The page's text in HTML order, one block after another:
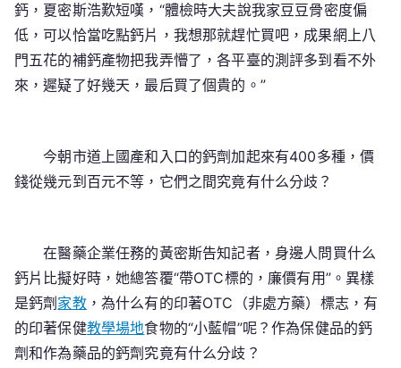
鈣，夏密斯浩歎短嘆，“體檢時大夫說我家豆豆骨密度偏
低，可以恰當吃點鈣片，我想那就趕忙買吧，成果網上八
門五花的補鈣產物把我弄懵了，各平臺的測評多到看不外
來，遲疑了好幾天，最后買了個貴的。”
今朝市道上國產和入口的鈣劑加起來有400多種，價
錢從幾元到百元不等，它們之間究竟有什么分歧？
在醫藥企業任務的黃密斯告知記者，身邊人問買什么
鈣片比擬好時，她總答覆“帶OTC標的，廉價有用”。異樣
是鈣劑 家教，為什么有的印著OTC（非處方藥）標志，有
的印著保健教學場地食物的“小藍帽”呢？作為保健品的鈣
劑和作為藥品的鈣劑究竟有什么分歧？